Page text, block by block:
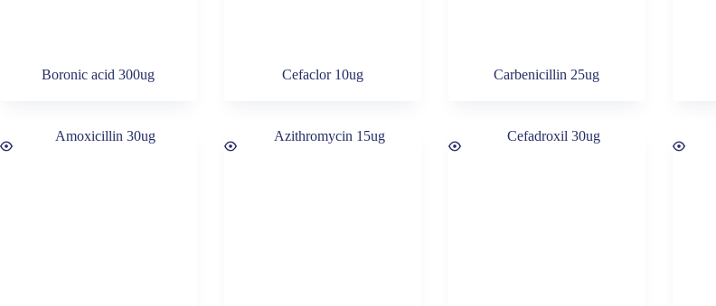
Boronic acid 300ug Cefaclor 10ug Carbenicillin 25ug